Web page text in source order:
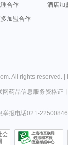
合作
酒店加
加盟合作
. All rights reserved. |
网药品信息服务资格证
举报电话021-22500846
会